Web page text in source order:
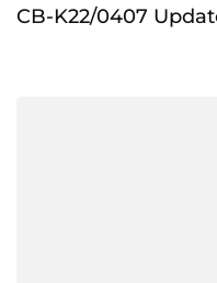
CB-K22/0407